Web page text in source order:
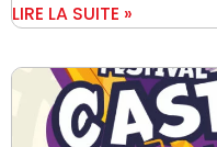
LIRE LA SUITE »